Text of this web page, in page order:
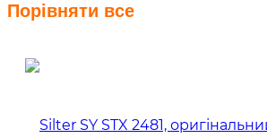
Порівняти все